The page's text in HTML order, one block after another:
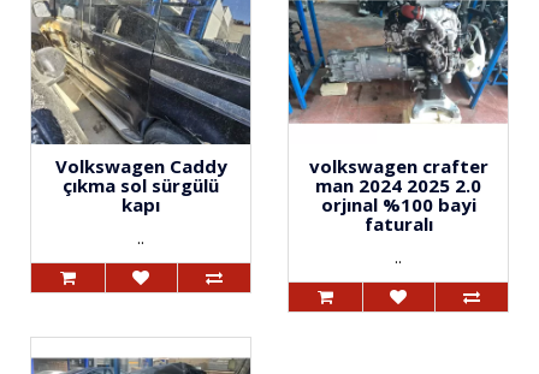
Volkswagen Caddy
çıkma sol sürgülü
kapı
..
volkswagen crafter
man 2024 2025 2.0
orjınal %100 bayi
faturalı
..